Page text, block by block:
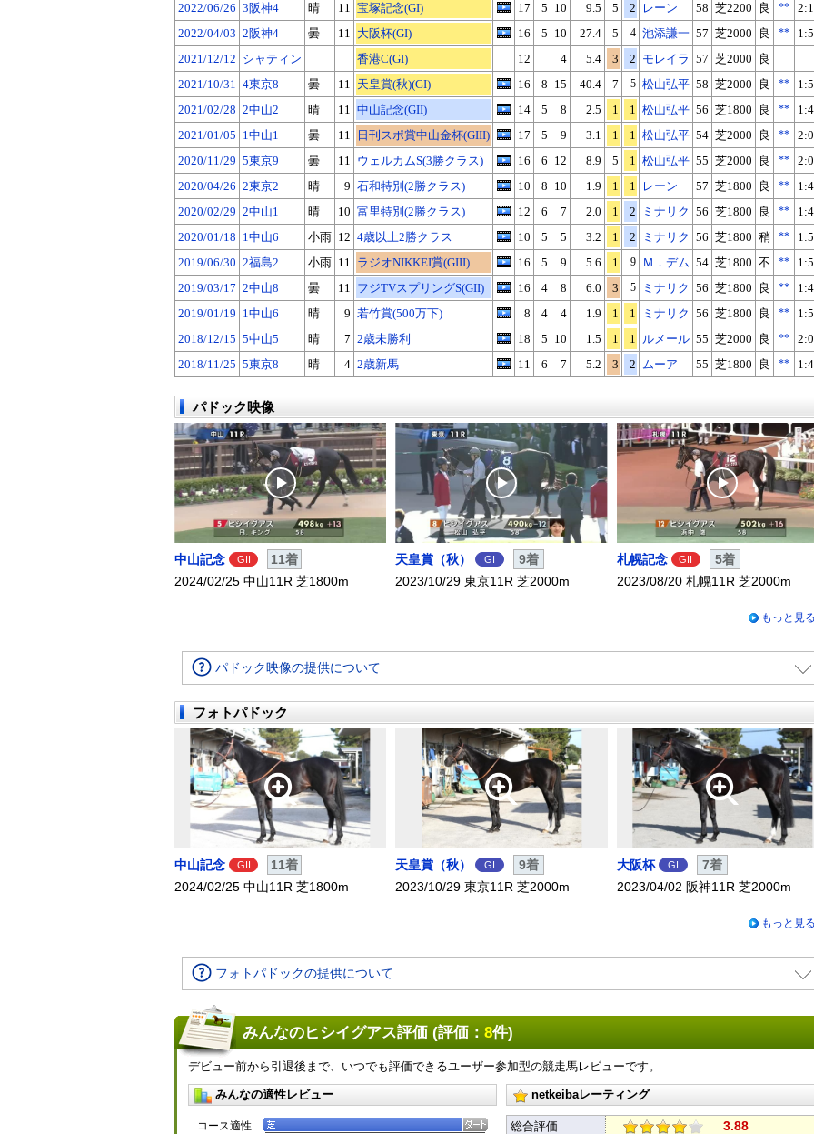
X Facebook LINE URLをコピー
2022/06/26 3阪神4 晴 11 宝塚記念(GI) 17 5 10 9.5 5 2 レーン 58 芝2200 良 **
2022/04/03 2阪神4 曇 11 大阪杯(GI) 16 5 10 27.4 5 4 池添謙一 57 芝2000 良 **
2021/12/12 シャティン 香港C(GI) 12 4 5.4 3 2 モレイラ 57 芝2000
良
2021/10/31 4東京8 曇 11 天皇賞(秋)(GI) 16 8 15 40.4 7 5 松山弘平 58 芝2000 良 **
2021/02/28 2中山2 晴 11 中山記念(GII) 14 5 8 2.5 1 1 松山弘平 56 芝1800 良 **
2021/01/05 1中山1 曇 11 日刊スポ賞中山金杯(GIII) 17 5 9 3.1 1 1 松山弘平 54 芝2000 良 **
2020/11/29 5東京9 曇 11 ウェルカムS(3勝クラス) 16 6 12 8.9 5 1 松山弘平 55 芝2000 良 **
2020/04/26 2東京2 晴 9 石和特別(2勝クラス) 10 8 10 1.9 1 1 レーン 57 芝1800 良 **
2020/02/29 2中山1 晴 10 富里特別(2勝クラス) 12 6 7 2.0 1 2 ミナリク 56 芝1800 良 **
2020/01/18 1中山6 小雨 12 4歳以上2勝クラス 10 5 5 3.2 1 2 ミナリク 56 芝1800 稍 **
2019/06/30 2福島2 小雨 11 ラジオNIKKEI賞(GIII) 16 5 9 5.6 1 9 Ｍ．デム 54 芝1800 不 **
2019/03/17 2中山8 曇 11 フジTVスプリングS(GII) 16 4 8 6.0 3 5 ミナリク 56 芝1800 良 **
2019/01/19 1中山6 晴 9 若竹賞(500万下) 8 4 4 1.9 1 1 ミナリク 56 芝1800 良 **
2018/12/15 5中山5 晴 7 2歳未勝利 18 5 10 1.5 1 1 ルメール 55 芝2000 良 **
2018/11/25 5東京8 晴 4 2歳新馬 11 6 7 5.2 3 2 ムーア 55 芝1800 良 **
パドック映像
中山記念 GII
11着
2024/02/25 中山11R 芝1800m
天皇賞（秋） GI
9着
2023/10/29 東京11R 芝2000m
札幌記念 GII
5着
2023/08/20 札幌11R 芝2000m
もっと見
パドック映像の提供について
フォトパドック
中山記念 GII
11着
2024/02/25 中山11R 芝1800m
天皇賞（秋） GI
9着
2023/10/29 東京11R 芝2000m
大阪杯 GI
7着
2023/04/02 阪神11R 芝2000m
もっと見
フォトパドックの提供について
みんなのヒシイグアス評価 (評価： 8件)
デビュー前から引退後まで、いつでも評価できるユーザー参加型の競走馬レビューです。
みんなの適性レビュー
コース適性
netkeibaレーティング
総合評価 3.88